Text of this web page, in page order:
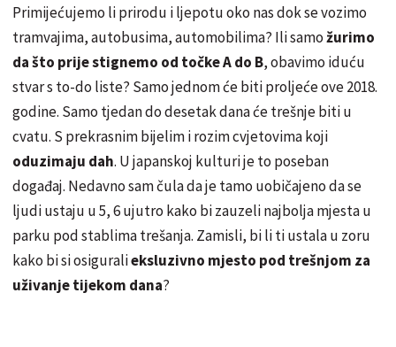
Primijećujemo li prirodu i ljepotu oko nas dok se vozimo
tramvajima, autobusima, automobilima? Ili samožurimo
da što prije stignemo od točke A do B, obavimo iduću
stvar s to-do liste? Samo jednom će biti proljeće ove 2018.
godine. Samo tjedan do desetak dana će trešnje biti u
cvatu. S prekrasnim bijelim i rozim cvjetovima koji
oduzimaju dah. U japanskoj kulturi je to poseban
događaj. Nedavno sam čula da je tamo uobičajeno da se
ljudi ustaju u 5, 6 ujutro kako bi zauzeli najbolja mjesta u
parku pod stablima trešanja. Zamisli, bi li ti ustala u zoru
kako bi si osiguralieksluzivno mjesto pod trešnjom za
uživanje tijekom dana?